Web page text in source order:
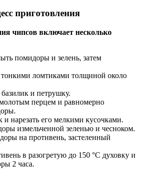
приготовления
чипсов включает несколько
помидоры и зелень, затем
ломтиками толщиной около
и петрушку.
перцем и равномерно
и нарезать его мелкими кусочками.
измельченной зеленью и чесноком.
на противень, застеленный
в разогретую до 150 °C духовку и
2 часа.